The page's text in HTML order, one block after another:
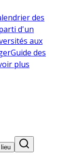
des
d'un
aux
Guide des
plus